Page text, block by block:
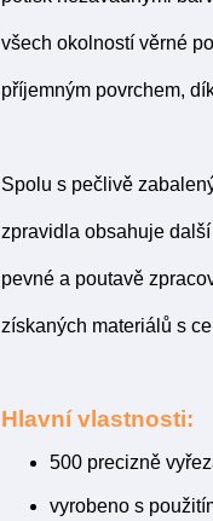
všech okolností věrné
příjemným povrchem,
Spolu s pečlivě
zpravidla obsahuje
pevné a poutavě
získaných materiálů s
Hlavní vlastnosti:
500 precizně
vyrobeno s